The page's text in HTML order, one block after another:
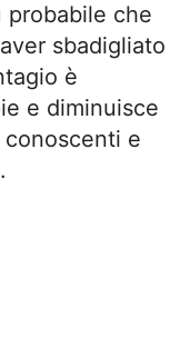
probabile che
sbadigliato
è
e diminuisce
e